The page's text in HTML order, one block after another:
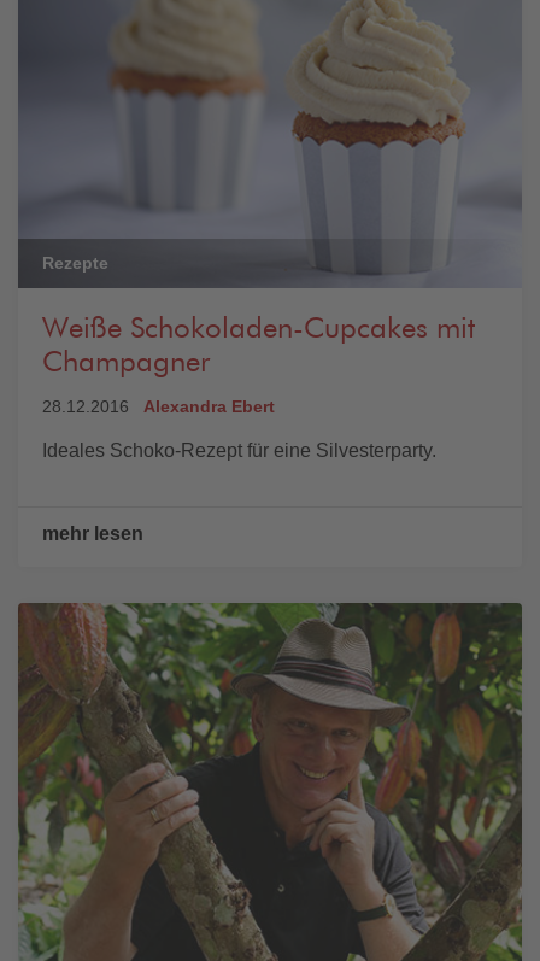
Rezepte
Weiße Schokoladen-Cupcakes mit
Champagner
28.12.2016 Alexandra Ebert
Ideales Schoko-Rezept für eine Silvesterparty.
mehr lesen